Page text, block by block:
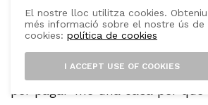
igual. Jo vaig substituir Pere
Barceló em va succeir. Va ser
no… Em sobrava. Allò que
escarada. Jo feia feina deu
per pagar-me una casa per què
El nostre lloc utilitza cookies. Obteniu
més informació sobre el nostre ús de
cookies:política de cookies
I ACCEPT USE OF COOKIES